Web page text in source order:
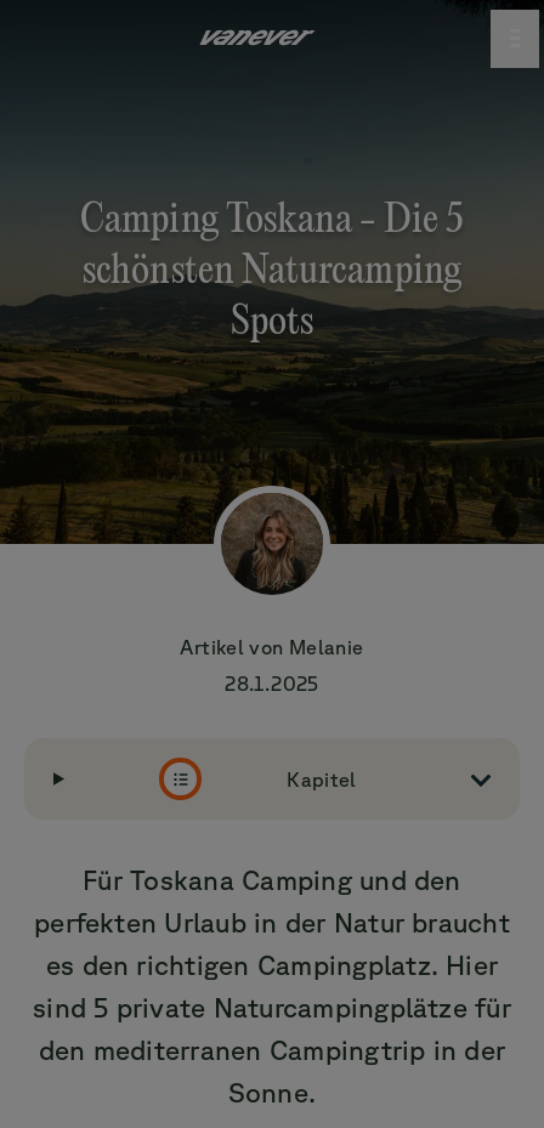
Camping Toskana - Die 5
schönsten Naturcamping
Spots
Artikel von Melanie
28.1.2025
Kapitel
Für Toskana Camping und den
perfekten Urlaub in der Natur braucht
es den richtigen Campingplatz. Hier
sind 5 private Naturcampingplätze für
den mediterranen Campingtrip in der
Sonne.